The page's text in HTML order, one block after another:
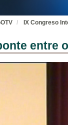
IX Congreso
entre